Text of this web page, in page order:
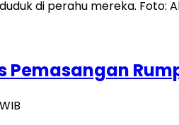
Pemasangan